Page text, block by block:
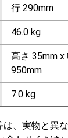
行 290mm
46.0 kg
高さ 35mm x
950mm
7.0 kg
、実物と異